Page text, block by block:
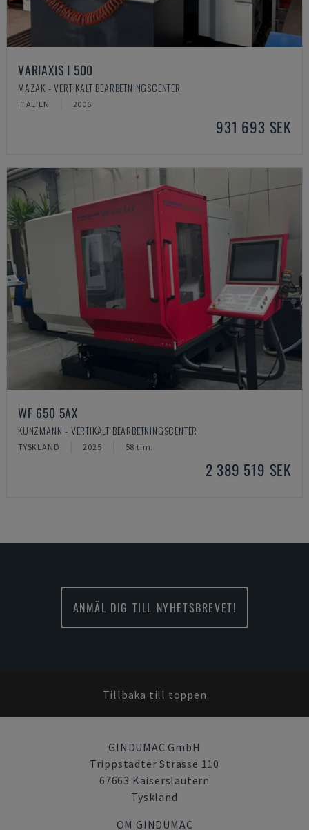
VARIAXIS I 500
MAZAK - VERTIKALT BEARBETNINGSCENTER
ITALIEN 2006
931 693 SEK
WF 650 5AX
KUNZMANN - VERTIKALT BEARBETNINGSCENTER
TYSKLAND 2025 58 tim.
2 389 519 SEK
ANMÄL DIG TILL NYHETSBREVET!
Tillbaka till toppen
GINDUMAC GmbH
Trippstadter Strasse 110
67663 Kaiserslautern
Tyskland
OM GINDUMAC